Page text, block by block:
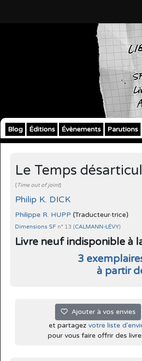
Blog Éditions Évènements Parutions
Le Temps
( Time out of joint)
Philip K. DICK
Philippe R. HUPP (Traducteur·trice)
Dimensions SF n° 13 (CALMANN-LÉVY)
Livre neuf indisponible à
3
à partir
Ajouter à vos envies
et partagez votre liste
pour vous faire offrir des